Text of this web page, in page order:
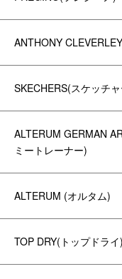
ANTHONY
SKECHERS(スケッチ
ALTERUM GERMAN
ミートレーナー)
ALTERUM (オルタム)
TOP DRY(トップドライ)